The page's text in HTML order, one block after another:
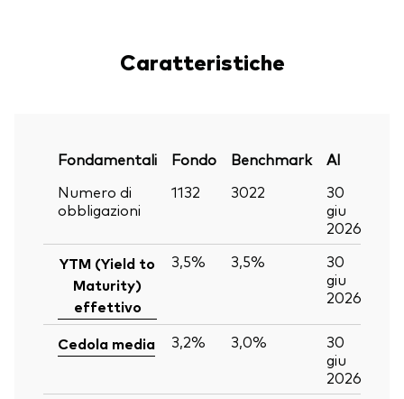
Caratteristiche
Fondamentali Fondo Benchmark
Al
Numero di
obbligazioni
1132 3022
30
giu
2026
YTM (Yield to
Maturity)
effettivo
3,5% 3,5%
30
giu
2026
Cedola media 3,2% 3,0%
30
giu
2026